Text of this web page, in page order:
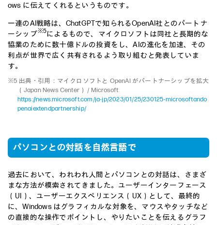
ows に伝えてくれるというものです。
一連のAI戦略は、ChatGPTで知られるOpenAI社とのパートナ
ーシップ※5によるもので、マイクロソフトは同社と長期的な
協業のために数十億ドルの投資をし、AIの進化を加速、その
利点が世界で広く共有されるよう取り組むと発表していま
す。
※5 出典・引用：マイクロソフトと OpenAI がパートナーシップを拡大
（Japan News Center） / Microsoft
https://news.microsoft.com/ja-jp/2023/01/25/230125-microsoftando
penaiextendpartnership/
パソコンとの対話を自然言語で
過去において、われわれ人間とパソコンとの対話は、さまざ
まな方法が模索されてきました。ユーザーインターフェース
（UI）、ユーザーエクスペリエンス（UX）として、最終的
に、Windows はグラフィカルな対象を、マウスやタッチなど
の直接的な操作でポイントし、やりたいことを伝えるグラフ